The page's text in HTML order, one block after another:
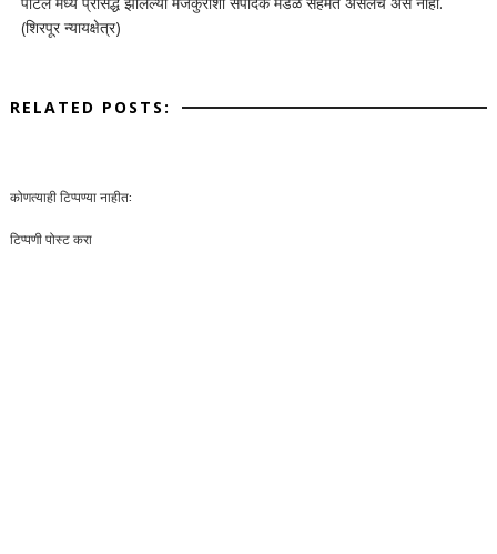
(शिरपूर न्यायक्षेत्र)
RELATED POSTS:
कोणत्याही टिप्पण्‍या नाहीत:
टिप्पणी पोस्ट करा